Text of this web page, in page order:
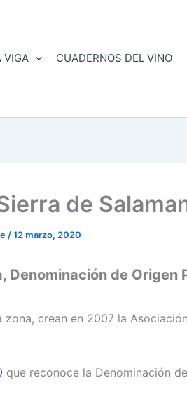
VIGA CUADERNOS DEL VINO
de
/12 marzo, 2020
Denominación de Origen
crean en 2007 la
que reconoce la Denominación